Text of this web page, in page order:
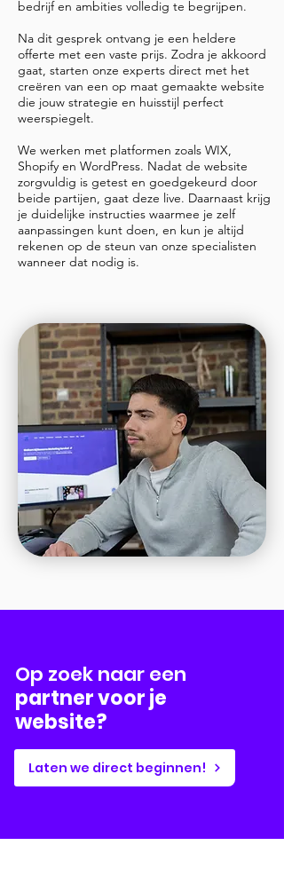
bedrijf en ambities volledig te begrijpen.
Na dit gesprek ontvang je een heldere
offerte met een vaste prijs. Zodra je akkoord
gaat, starten onze experts direct met het
creëren van een op maat gemaakte website
die jouw strategie en huisstijl perfect
weerspiegelt.
We werken met platformen zoals WIX,
Shopify en WordPress. Nadat de website
zorgvuldig is getest en goedgekeurd door
beide partijen, gaat deze live. Daarnaast krijg
je duidelijke instructies waarmee je zelf
aanpassingen kunt doen, en kun je altijd
rekenen op de steun van onze specialisten
wanneer dat nodig is.
Op zoek naar een
partner voor je
website?
Laten we direct beginnen!